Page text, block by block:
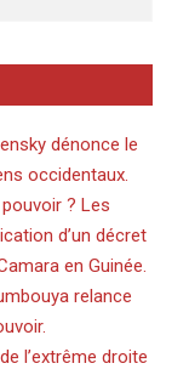
dénonce le
occidentaux.
? Les
d’un décret
en Guinée.
relance
l’extrême droite